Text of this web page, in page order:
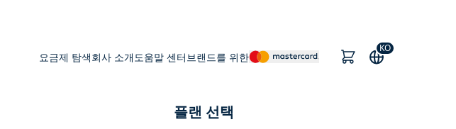
요금제 탐색회사 소개도움말 센터브랜드를 위한
KO
플랜 선택